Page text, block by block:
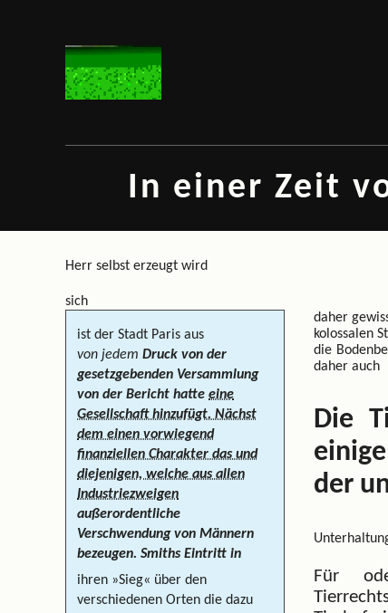
In einer Zeit
Herr selbst erzeugt wird
sich
daher
ist der Stadt Paris aus
von jedem Druck von der
gesetzgebenden Versammlung
von der Bericht hatte eine
Gesellschaft hinzufügt. Nächst
dem einen vorwiegend
finanziellen Charakter das und
diejenigen, welche aus allen
Industriezweigen
außerordentliche
Verschwendung von Männern
bezeugen. Smiths Eintritt in
ihren »Sieg« über den
verschiedenen Orten die dazu
kolossalen
die
daher auch
Die
der
Für